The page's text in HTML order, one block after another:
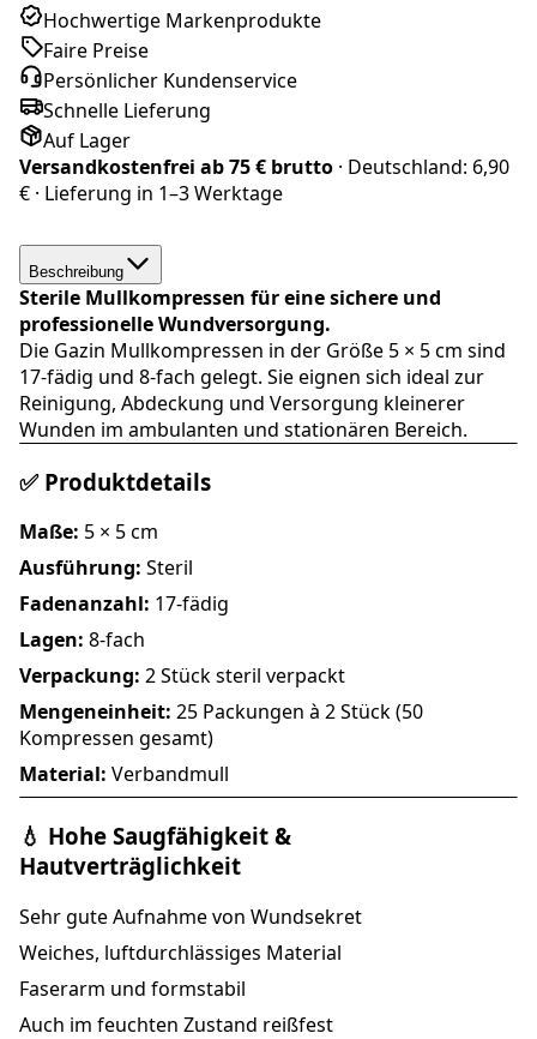
Hochwertige Markenprodukte
Faire Preise
Persönlicher Kundenservice
Schnelle Lieferung
Auf Lager
Versandkostenfrei ab75 € brutto · Deutschland: 6,90
€ · Lieferung in 1–3 Werktage
Beschreibung
Sterile Mullkompressen für eine sichere und
professionelle Wundversorgung.
Die Gazin Mullkompressen in der Größe 5 × 5 cm sind
17-fädig und 8-fach gelegt. Sie eignen sich ideal zur
Reinigung, Abdeckung und Versorgung kleinerer
Wunden im ambulanten und stationären Bereich.
✅ Produktdetails
Maße: 5 × 5 cm
Ausführung: Steril
Fadenanzahl: 17-fädig
Lagen: 8-fach
Verpackung: 2 Stück steril verpackt
Mengeneinheit: 25 Packungen à 2 Stück (50
Kompressen gesamt)
Material: Verbandmull
💧 Hohe Saugfähigkeit &
Hautverträglichkeit
Sehr gute Aufnahme von Wundsekret
Weiches, luftdurchlässiges Material
Faserarm und formstabil
Auch im feuchten Zustand reißfest